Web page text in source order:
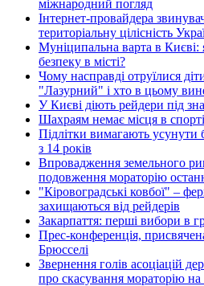
міжнародний погляд
Інтернет-провайдера
територіальну цілісність
Муніципальна варта в Києві:
безпеку в місті?
Чому насправді отруїлися
"Лазурний" і хто в цьому
У Києві діють рейдери під
Шахраям немає місця в спорті
Підлітки вимагають усунути
з 14 років
Впровадження земельного
подовження мораторію
"Кіровоградські ковбої" –
захищаються від рейдерів
Закарпаття: перші вибори в
Прес-конференція,
Брюсселі
Звернення голів асоціацій
про скасування мораторію на